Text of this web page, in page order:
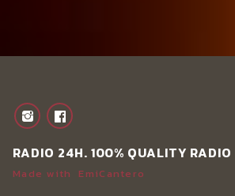
RADIO 24H. 100% QUALITY RADIO
Made with EmiCantero